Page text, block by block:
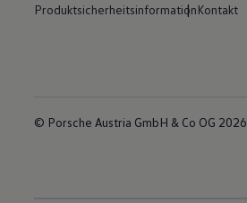
ProduktsicherheitsinformationKontakt
© Porsche Austria GmbH & Co OG 2026